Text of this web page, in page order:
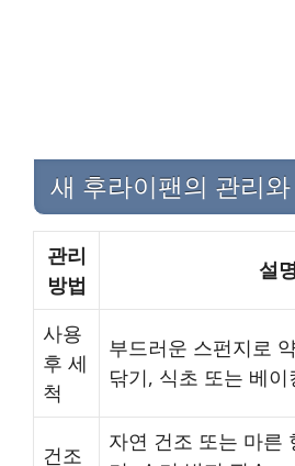
새 후라이팬의 관리와
관리
방법
설명
사용
후 세
척
부드러운 스펀지로
닦기, 식초 또는 베
건조
자연 건조 또는 마른